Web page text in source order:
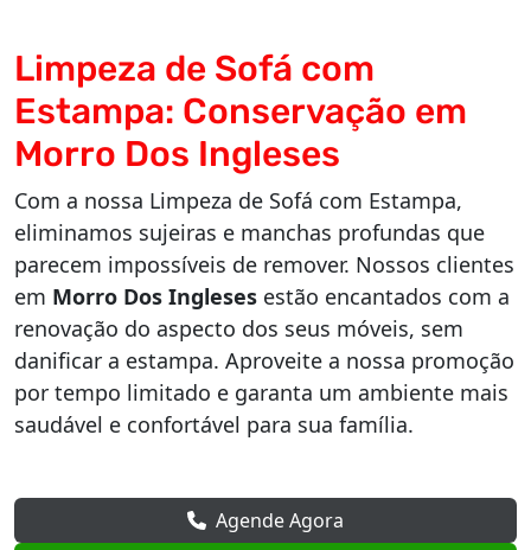
Limpeza de Sofá com
Estampa: Conservação em
Morro Dos Ingleses
Com a nossa Limpeza de Sofá com Estampa,
eliminamos sujeiras e manchas profundas que
parecem impossíveis de remover. Nossos clientes
em Morro Dos Ingleses estão encantados com a
renovação do aspecto dos seus móveis, sem
danificar a estampa. Aproveite a nossa promoção
por tempo limitado e garanta um ambiente mais
saudável e confortável para sua família.
Agende Agora